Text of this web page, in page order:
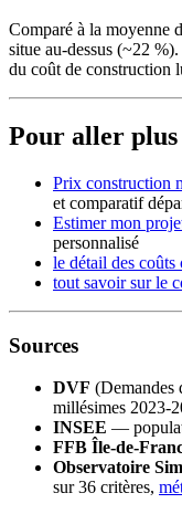
Comparé à la moyenne
situe au-dessus (~22
du coût de construction
Pour aller
Prix construction
et comparatif
Estimer mon
personnalisé
le détail des coûts
tout savoir sur le
Sources
DVF (Demandes
millésimes 2023-
INSEE —
FFB Île-de-
Observatoire
sur 36 critères,